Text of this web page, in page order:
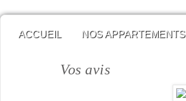
ACCUEIL NOS APPARTEMENTS
Vos avis